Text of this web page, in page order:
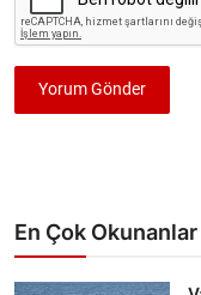
Yorum Gönder
En Çok Okunanlar